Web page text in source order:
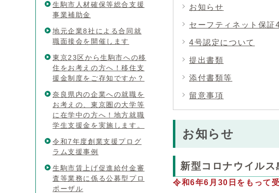
お知らせ
セーフティネット保証
4号認定について
提出書類
添付書類等
留意事項
お知らせ
新型コロナウイル
令和6年6月30日をもって
生駒市人材確保等総合支援
事業補助金
地元企業8社による合同就
職面接会を開催します
東京23区から生駒市への移
住をお考えの方へ！移住支
援金制度をご存知ですか？
奈良県内の企業への就職を
お考えの、東京圏の大学等
に在学中の方へ！地方就職
学生支援金を実施します。
令和7年度創業支援プログ
ラム支援事例
生駒市賃上げ促進給付金審
査等業務に係る公募型プロ
ポーザル